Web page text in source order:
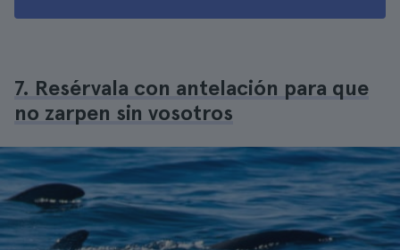
7. Resérvala con antelación para que
no zarpen sin vosotros